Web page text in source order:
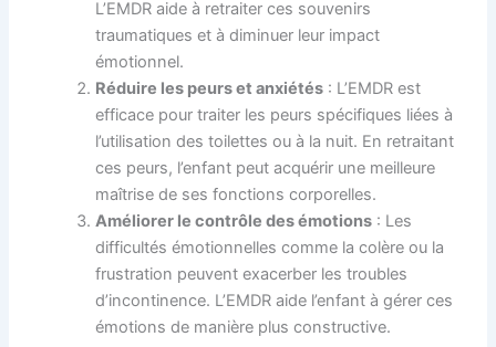
L’EMDR aide à retraiter ces souvenirs
traumatiques et à diminuer leur impact
émotionnel.
Réduire les peurs et anxiétés : L’EMDR est
efficace pour traiter les peurs spécifiques liées à
l’utilisation des toilettes ou à la nuit. En retraitant
ces peurs, l’enfant peut acquérir une meilleure
maîtrise de ses fonctions corporelles.
Améliorer le contrôle des émotions : Les
difficultés émotionnelles comme la colère ou la
frustration peuvent exacerber les troubles
d’incontinence. L’EMDR aide l’enfant à gérer ces
émotions de manière plus constructive.